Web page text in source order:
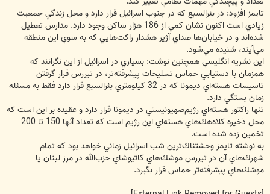
تايمز افزود: در بئرالسبع كه در جنوب اسرائيل قرار دارد و محل زندگي جمعيت
زيادي است اكنون نشان كمي از 186 هزار ساكن وجود دارد. مدارس تعطيل
شده‌اند و در خيابان‌ها صداي آژير هشدار راكت‌هايي كه به سوي اين منطقه
مي‌آيند، شنيده مي‌شود.
اين نشريه انگليسي همچنين نوشت: بسياري در اسرائيل از اين نگرانند كه
همزمان با دستيابي حماس تسليحات پيشرفته‌تر، در تيررس قرار گرفتن
تاسيسات هسته‌اي ديمونا كه در 32 كيلومتري بئرالسبع قرار دارد فقط به مسئله
زمان بستگي دارد.
تنها راكتور هسته‌اي رژيم‌صهيونيستي در ديمونا قرار دارد و عقيده بر اين است كه
محل ذخيره كلاه‌هك‌هاي هسته‌اي اين رژيم است كه تعداد آنها 150 تا 200
تخمين زده شده است.
به نوشته تايمز وحشتناك‌ترين شب اسرائيل زماني خواهد بود كه تمام
شهرك‌هاي آن در تيررس موشك‌هاي كاتيوشاي حزب‌الله در مرز لبنان يا
موشك‌هاي پيشرفته‌تر حماس قرار بگيرد.